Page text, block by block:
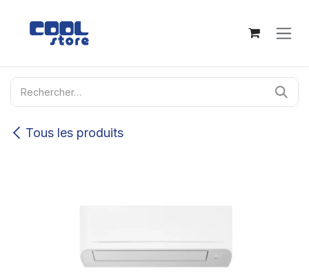
Tous les produits